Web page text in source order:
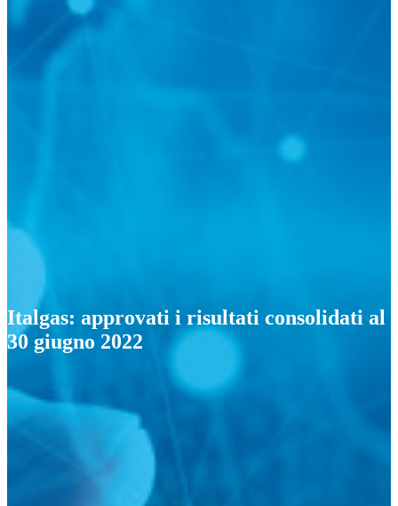
Italgas: approvati i risultati consolidati al
30 giugno 2022